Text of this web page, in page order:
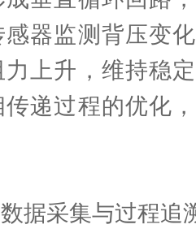
器监测背压变
上升，维持稳
递过程的优化
采集与过程追